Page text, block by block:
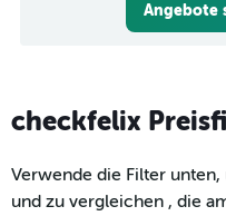
Angebote
checkfelix
Verwende die Filter
und zu vergleichen , die